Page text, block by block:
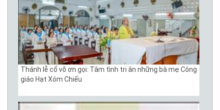
Thánh lễ cổ võ ơn gọi: Tâm tình tri ân những bà mẹ Công
giáo Hạt Xóm Chiếu